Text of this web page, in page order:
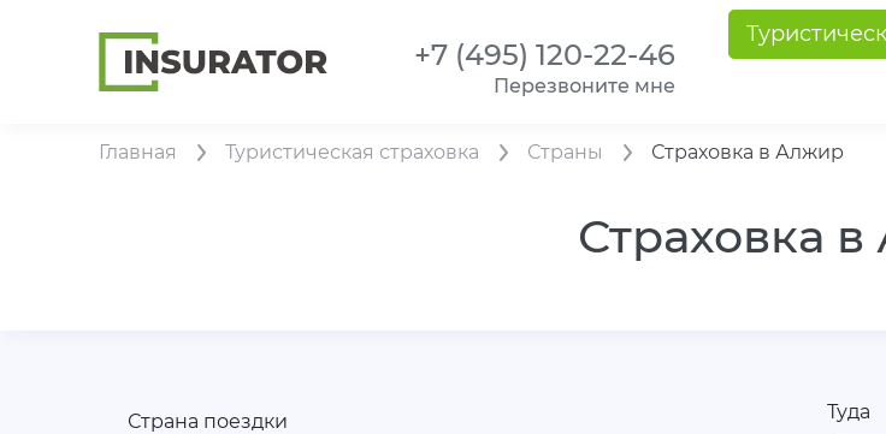
+7 (495) 120-22-46
Перезвоните мне
Главная Туристическая страховка Страны Страховка в Алжир
Страховка
Страна поездки Туда